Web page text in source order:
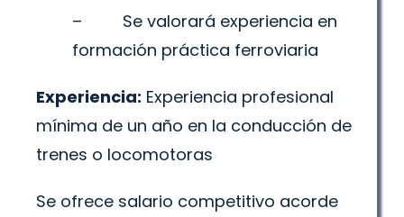
– Se valorará experiencia en
formación práctica ferroviaria
Experiencia: Experiencia profesional
mínima de un año en la conducción de
trenes o locomotoras
Se ofrece salario competitivo acorde